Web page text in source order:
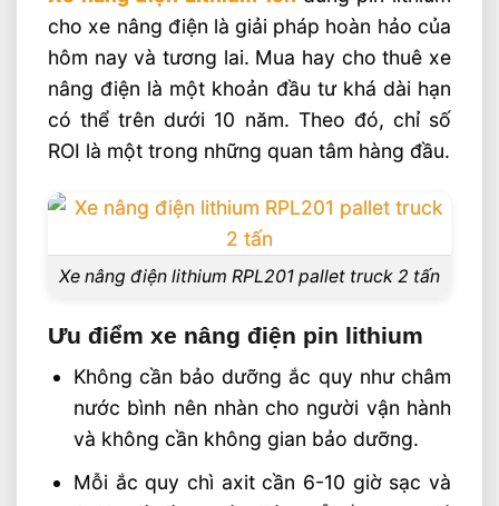
cho xe nâng điện là giải pháp hoàn hảo của
hôm nay và tương lai. Mua hay cho thuê xe
nâng điện là một khoản đầu tư khá dài hạn
có thể trên dưới 10 năm. Theo đó, chỉ số
ROI là một trong những quan tâm hàng đầu.
Xe nâng điện lithium RPL201 pallet truck 2 tấn
Ưu điểm xe nâng điện pin lithium
Không cần bảo dưỡng ắc quy như châm
nước bình nên nhàn cho người vận hành
và không cần không gian bảo dưỡng.
Mỗi ắc quy chì axit cần 6-10 giờ sạc và